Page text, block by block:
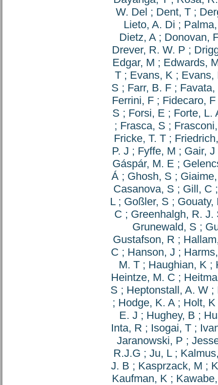
W. Del ; Dent, T;
Lieto, A. Di ;
Dietz, A; Donovan,
Drever, R. W. P ;
Edgar, M ; Edwards,
T; Evans, K; Evans,
S ; Farr, B. F; Favata,
Ferrini, F; Fidecaro, F
S ; Forsi, E ; Forte, L.
; Frasca, S ;
Fricke, T. T;
P. J ; Fyffe, M ; Gair, J
Gáspár, M. E ;
Á; Ghosh, S ;
Casanova, S ; Gill, C
L; Goßler, S ; Gouaty,
C ; Greenhalgh, R. J.
Grunewald, S ;
Gustafson, R ;
C ; Hanson, J ;
M. T ; Haughian, K ;
Heintze, M. C ;
S ; Heptonstall, A. W;
; Hodge, K. A; Holt, K
E. J ; Hughey, B ;
Inta, R ; Isogai, T;
Jaranowski, P ;
R.J.G ; Ju, L;
J. B ; Kasprzack, M ;
Kaufman, K;